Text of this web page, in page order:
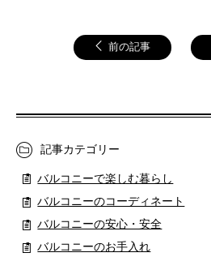
前の記事
記事カテゴリー
バルコニーで楽しむ暮らし
バルコニーのコーディネート
バルコニーの安心・安全
バルコニーのお手入れ